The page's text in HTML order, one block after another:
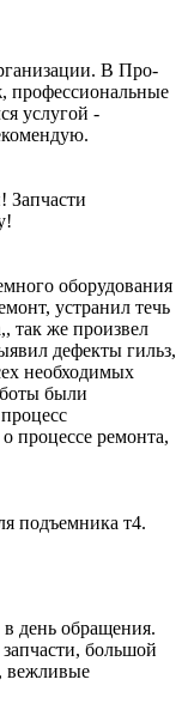
В Про-
профессиональные
услугой -
Запчасти
оборудования
устранил течь
так же произвел
дефекты гильз,
необходимых
были
процессе ремонта,
подъемника т4.
день обращения.
большой
вежливые